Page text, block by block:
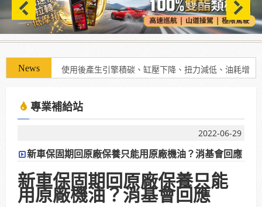
使用後產生引擎積碳、缸壓下降、扭力減低、油耗增
2025年7月13日受KBS京都電視台邀請採訪，廣受日
本當地通路詢問洽談進駐。
使用「泰揚能 Solar 索爾機油」可有效解決車輛經年
使用後產生引擎積碳、缸壓下降、扭力減低、油耗增
專業補給站
2022-06-29
新車保固期回原廠保養只能用原廠機油？消基會回應
新車保固期回原廠保養只能
用原廠機油？消基會回應